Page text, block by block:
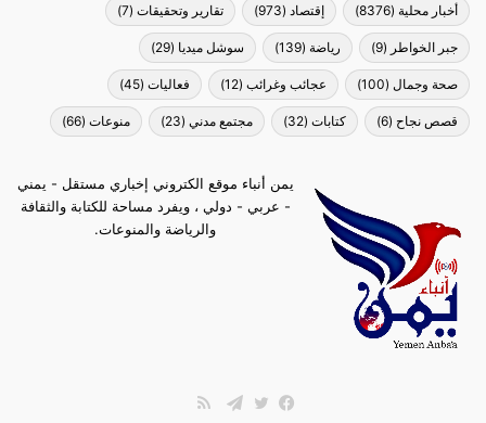
أخبار محلية (8376) إقتصاد (973) تقارير وتحقيقات (7)
جبر الخواطر (9) رياضة (139) سوشل ميديا (29)
صحة وجمال (100) عجائب وغرائب (12) فعاليات (45)
قصص نجاح (6) كتابات (32) مجتمع مدني (23) منوعات (66)
يمن أنباء موقع الكتروني إخباري مستقل - يمني
- عربي - دولي ، ويفرد مساحة للكتابة والثقافة
والرياضة والمنوعات.